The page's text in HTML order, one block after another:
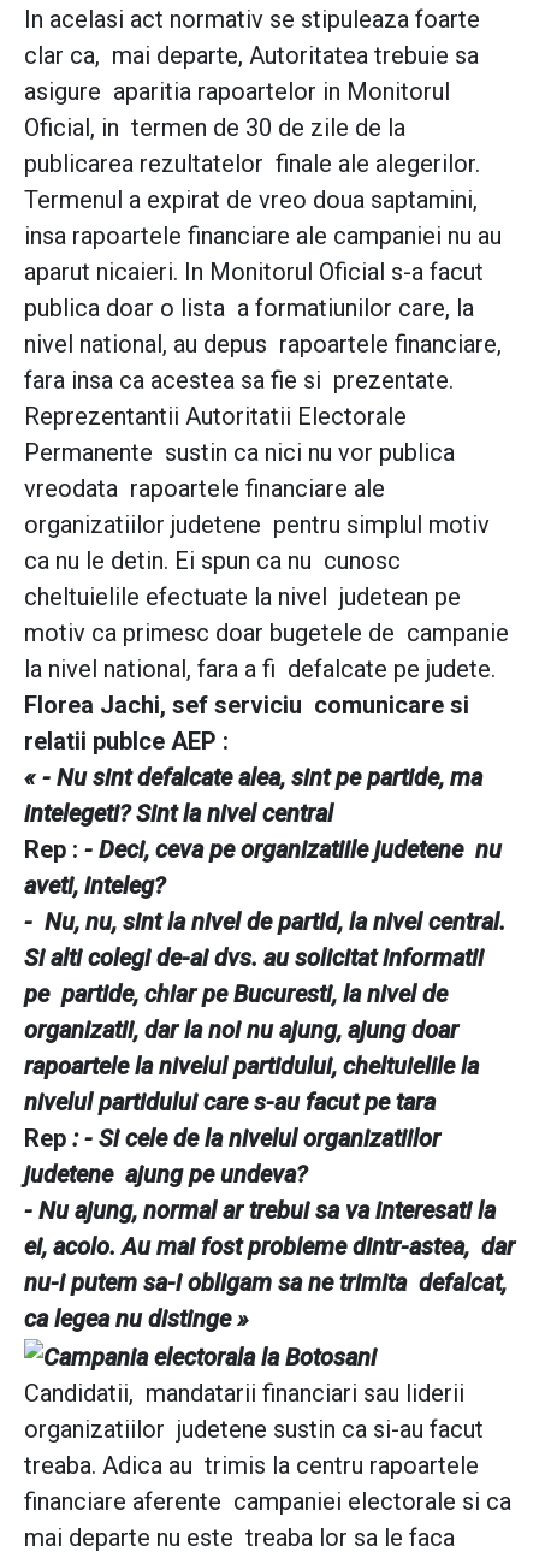
In acelasi act normativ se stipuleaza foarte
clar ca, mai departe, Autoritatea trebuie sa
asigure aparitia rapoartelor in Monitorul
Oficial, in termen de 30 de zile de la
publicarea rezultatelor finale ale alegerilor.
Termenul a expirat de vreo doua saptamini,
insa rapoartele financiare ale campaniei nu au
aparut nicaieri. In Monitorul Oficial s-a facut
publica doar o lista a formatiunilor care, la
nivel national, au depus rapoartele financiare,
fara insa ca acestea sa fie si prezentate.
Reprezentantii Autoritatii Electorale
Permanente sustin ca nici nu vor publica
vreodata rapoartele financiare ale
organizatiilor judetene pentru simplul motiv
ca nu le detin. Ei spun ca nu cunosc
cheltuielile efectuate la nivel judetean pe
motiv ca primesc doar bugetele de campanie
la nivel national, fara a fi defalcate pe judete.
Florea Jachi, sef serviciu comunicare si
relatii publce AEP :
« - Nu sint defalcate alea, sint pe partide, ma
intelegeti? Sint la nivel central
Rep : - Deci, ceva pe organizatiile judetene nu
aveti, inteleg?
- Nu, nu, sint la nivel de partid, la nivel central.
Si alti colegi de-ai dvs. au solicitat informatii
pe partide, chiar pe Bucuresti, la nivel de
organizatii, dar la noi nu ajung, ajung doar
rapoartele la nivelul partidului, cheltuielile la
nivelul partidului care s-au facut pe tara
Rep : - Si cele de la nivelul organizatiilor
judetene ajung pe undeva?
- Nu ajung, normal ar trebui sa va interesati la
ei, acolo. Au mai fost probleme dintr-astea, dar
nu-i putem sa-i obligam sa ne trimita defalcat,
ca legea nu distinge »
Candidatii, mandatarii financiari sau liderii
organizatiilor judetene sustin ca si-au facut
treaba. Adica au trimis la centru rapoartele
financiare aferente campaniei electorale si ca
mai departe nu este treaba lor sa le faca